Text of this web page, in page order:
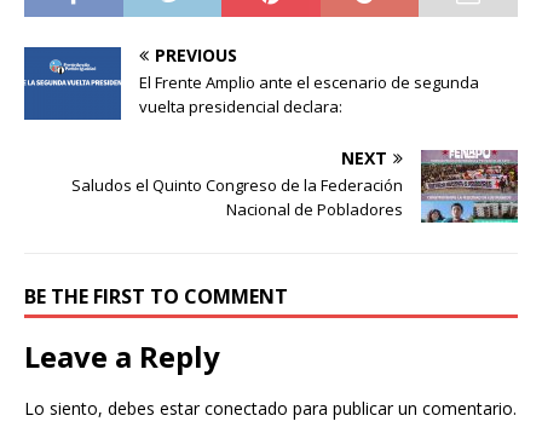
PREVIOUS
El Frente Amplio ante el escenario de segunda
vuelta presidencial declara:
NEXT
Saludos el Quinto Congreso de la Federación
Nacional de Pobladores
BE THE FIRST TO COMMENT
Leave a Reply
Lo siento, debes estarconectado para publicar un comentario.